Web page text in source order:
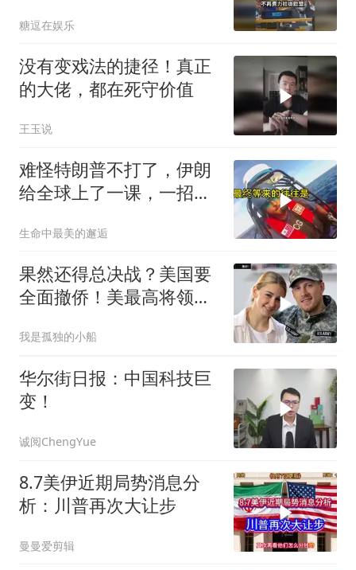
糖逗在娱乐
没有变戏法的捷径！真正
的大佬，都在死守价值
王玉说
难怪特朗普不打了，伊朗
给全球上了一课，一招吃
生命中最美的邂逅
果然还得总决战？美国要
全面撤侨！美最高将领：
我是孤独的小船
华尔街日报：中国科技巨
变！
诚阅ChengYue
8.7美伊近期局势消息分
析：川普再次大让步
曼曼爱剪辑